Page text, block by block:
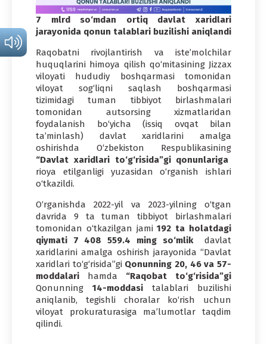
7 mlrd so‘mdan ortiq davlat xaridlari
jarayonida qonun talablari buzilishi aniqlandi
Raqobatni rivojlantirish va isteʼmolchilar
huquqlarini himoya qilish qo‘mitasining Jizzax
viloyati hududiy boshqarmasi tomonidan
viloyat sog‘liqni saqlash boshqarmasi
tizimidagi tuman tibbiyot birlashmalari
tomonidan autsorsing xizmatlaridan
foydalanish bo‘yicha (issiq ovqat bilan
taʼminlash) davlat xaridlarini amalga
oshirishda O‘zbekiston Respublikasining
“Davlat xaridlari to‘g‘risida”gi qonunlariga
rioya etilganligi yuzasidan o‘rganish ishlari
o‘tkazildi.
O‘rganishda 2022-yil va 2023-yilning o‘tgan
davrida 9 ta tuman tibbiyot birlashmalari
tomonidan o‘tkazilgan jami192 ta holatdagi
qiymati 7 408 559.4 ming so‘mlik
davlat
xaridlarini amalga oshirish jarayonida “Davlat
xaridlari to‘g‘risida”giQonunning 20, 46 va 57-
moddalari hamda “Raqobat to‘g‘risida”gi
Qonunning 14-moddasi talablari buzilishi
aniqlanib, tegishli choralar ko‘rish uchun
viloyat prokuraturasiga maʼlumotlar taqdim
qilindi.